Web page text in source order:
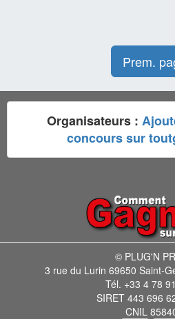
Prem.
Organisateurs :
concours sur
© PLUG'N
3 rue du Lurin 69650 Saint-
Tél. +33 4 78
SIRET 443 696
CNIL